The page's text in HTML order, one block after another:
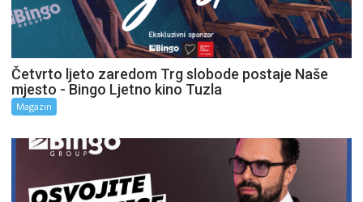
Četvrto ljeto zaredom Trg slobode postaje Naše
mjesto - Bingo Ljetno kino Tuzla
Magazin